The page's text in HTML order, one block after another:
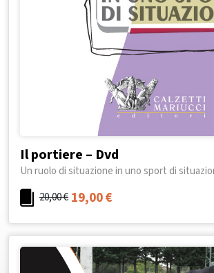
Il portiere – Dvd
Un ruolo di situazione in uno sport di
20,00€ 19,00€